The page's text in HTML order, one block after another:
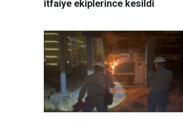
itfaiye ekiplerince kesildi